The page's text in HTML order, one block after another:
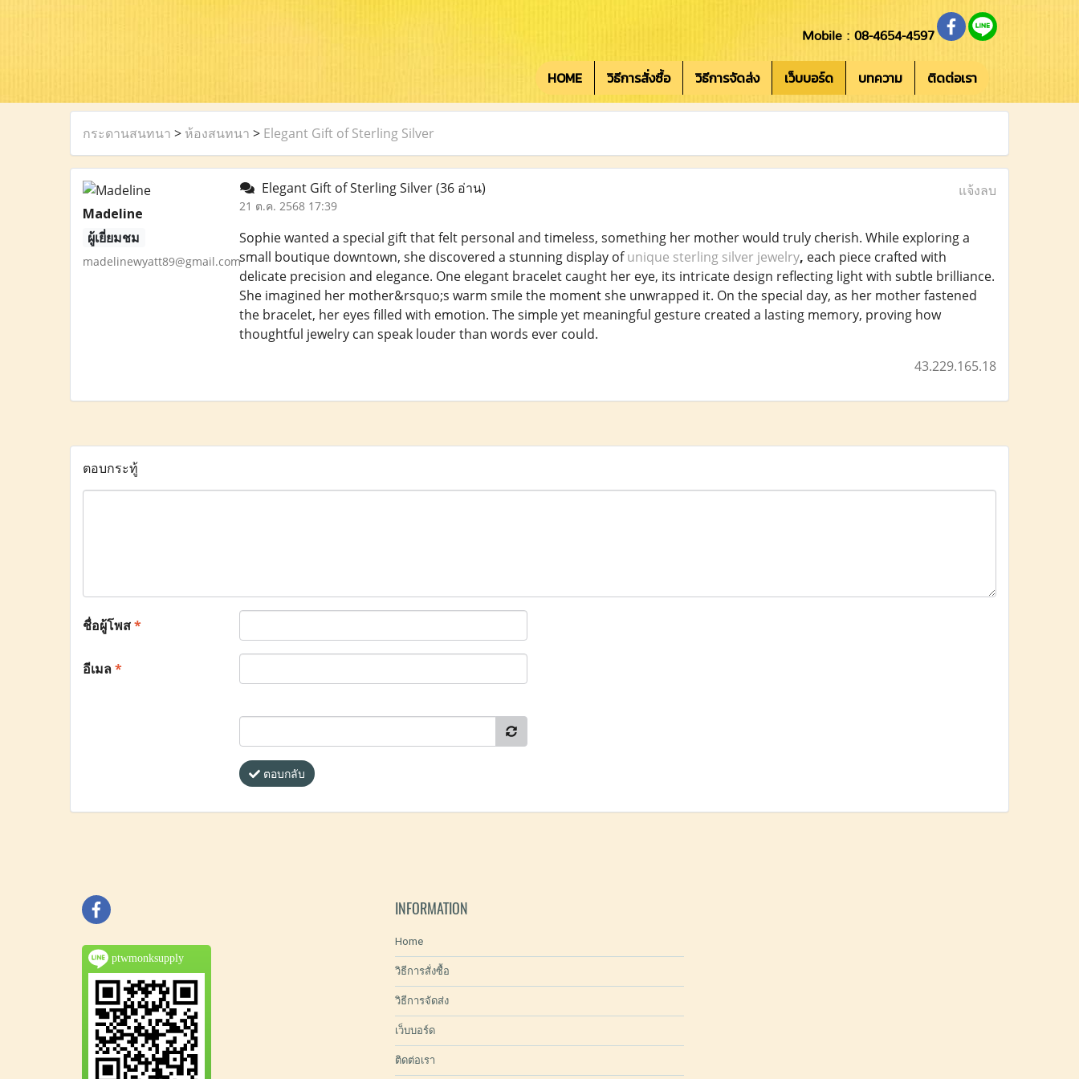
Mobile : 08-4654-4597
HOME วิธีการสั่งซื้อ วิธีการจัดส่ง เว็บบอร์ด บทความ ติดต่อเรา
กระดานสนทนา > ห้องสนทนา > Elegant Gift of Sterling Silver
Madeline
ผู้เยี่ยมชม
madelinewyatt89@gmail.com
Elegant Gift of Sterling Silver(36 อ่าน)
21 ต.ค. 2568 17:39
แจ้งลบ
Sophie wanted a special gift that felt personal and timeless, something her mother would truly cherish. While exploring a
small boutique downtown, she discovered a stunning display ofunique sterling silver jewelry, each piece crafted with
delicate precision and elegance. One elegant bracelet caught her eye, its intricate design reflecting light with subtle brilliance.
She imagined her mother&rsquo;s warm smile the moment she unwrapped it. On the special day, as her mother fastened
the bracelet, her eyes filled with emotion. The simple yet meaningful gesture created a lasting memory, proving how
thoughtful jewelry can speak louder than words ever could.
43.229.165.18
ตอบกระทู้
ชื่อผู้โพส*
อีเมล*
ตอบกลับ
ptwmonksupply
INFORMATION
Home
วิธีการสั่งซื้อ
วิธีการจัดส่ง
เว็บบอร์ด
ติดต่อเรา